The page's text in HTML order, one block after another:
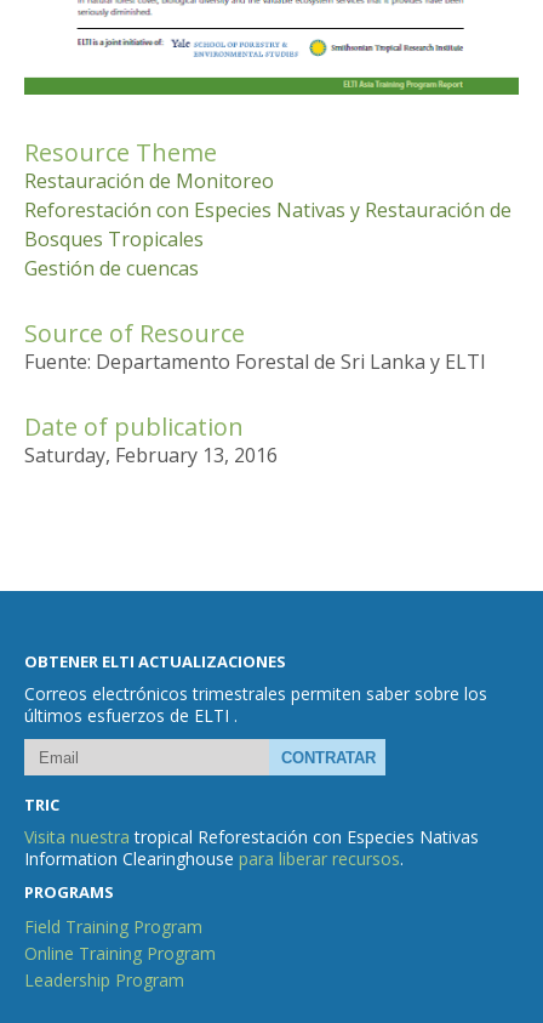
Resource Theme
Restauración de Monitoreo
Reforestación con Especies Nativas y Restauración de
Bosques Tropicales
Gestión de cuencas
Source of Resource
Fuente: Departamento Forestal de Sri Lanka y ELTI
Date of publication
Saturday, February 13, 2016
OBTENER ELTI ACTUALIZACIONES
Correos electrónicos trimestrales permiten saber sobre los
últimos esfuerzos de ELTI .
TRIC
Visita nuestra tropical Reforestación con Especies Nativas
Information Clearinghouse para liberar recursos.
PROGRAMS
Field Training Program
Online Training Program
Leadership Program